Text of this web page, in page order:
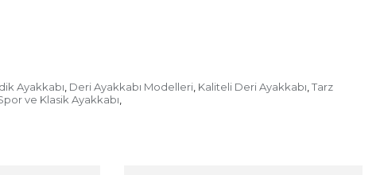
Ayakkabı, Deri Ayakkabı Modelleri, Kaliteli Deri Ayakkabı, Tarz
ve Klasik Ayakkabı,